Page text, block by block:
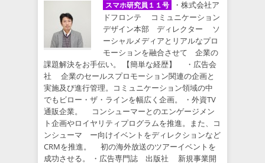
スマホ研究員１１号
・株式会社ア
ドフロンテ コミュニケーション
デザイン本部 ディレクター ソ
ーシャルメディアとリアルなプロ
モーションを融合させて 企業の
課題解決をお手伝い。 【簡単な経歴】 ・広告会
社 企業のセールスプロモーション関連の企画と
実施及び進行管理。コミュニケーション領域の中
でもビロー・ザ・ラインを幅広く企画。 ・外資TV
通販企業。 コンシューマーとのエンゲージメン
ト企画やロイヤリティプログラムを推進。また、コ
ンシューマ ー向けイベントをディレクションなど
CRMを推進。 初の海外放送のツアーイベントを
成功させる。 ・広告専門誌 出版社 新規事業開